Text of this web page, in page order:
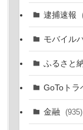
逮捕速報
モバイル
ふるさと
GoToトラ
金融 (935)